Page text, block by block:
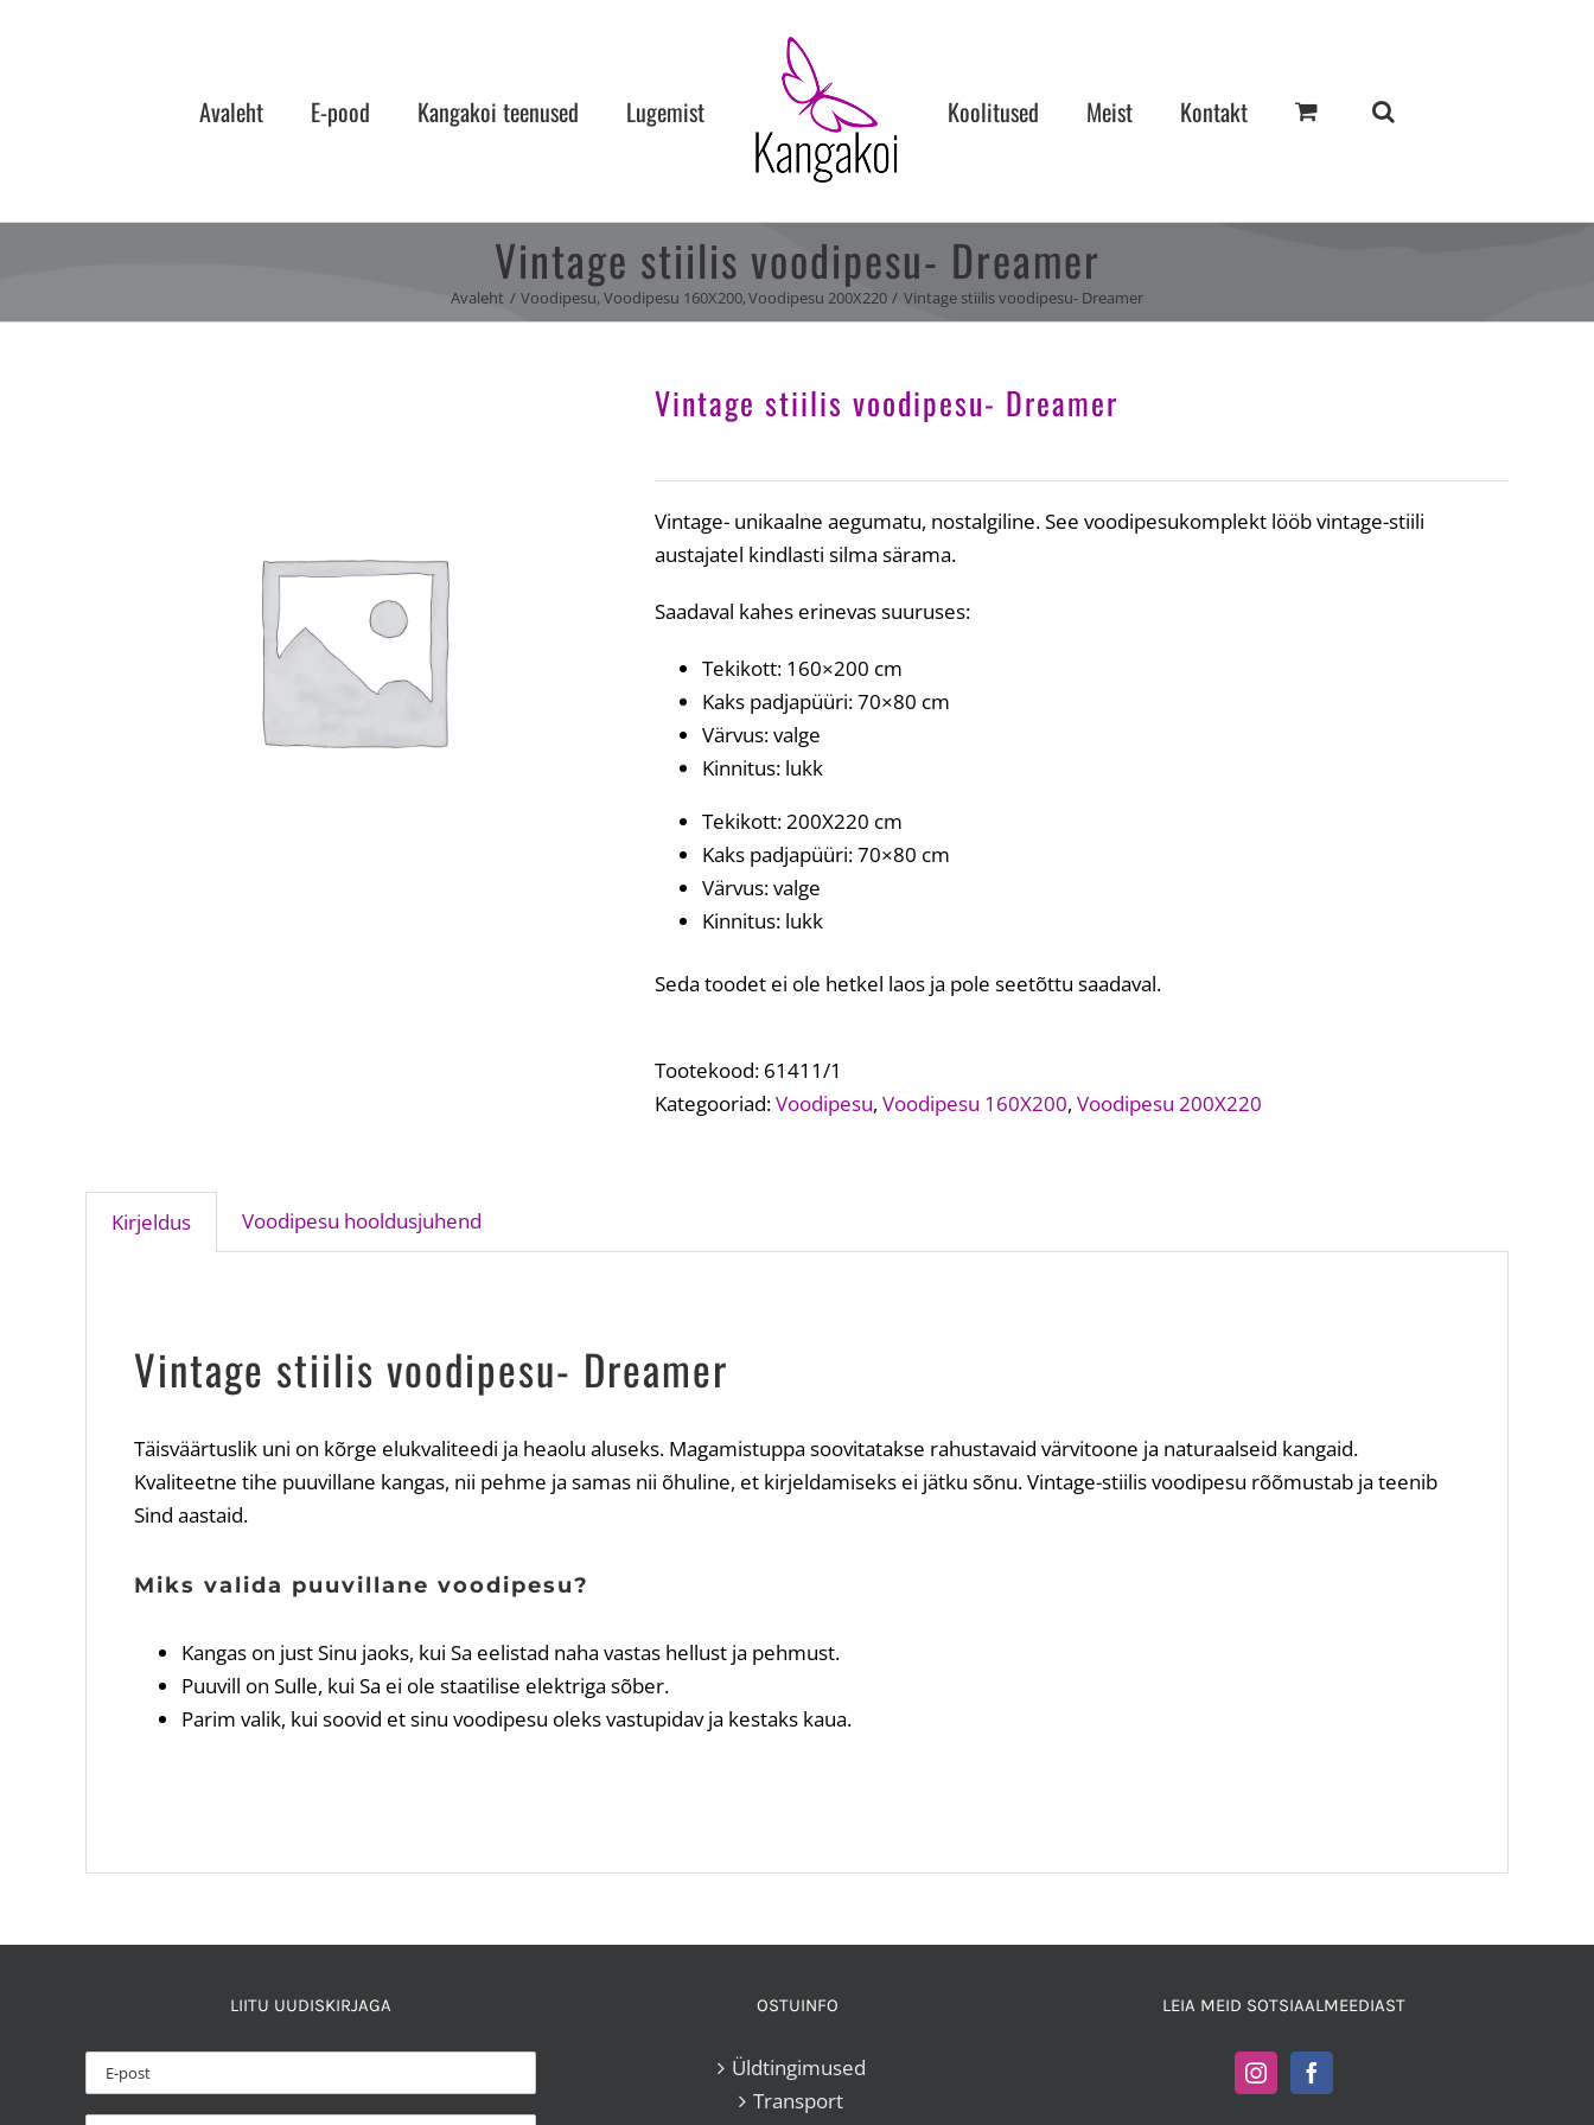
Avaleht E-pood Kangakoi teenused Lugemist Koolitused Meist Kontakt
Vintage stiilis voodipesu- Dreamer
Avaleht Voodipesu Voodipesu 160X200 Voodipesu 200X220 Vintage stiilis voodipesu- Dreamer
Vintage stiilis voodipesu- Dreamer
Vintage- unikaalne aegumatu, nostalgiline. See voodipesukomplekt lööb vintage-stiili
austajatel kindlasti silma särama.
Saadaval kahes erinevas suuruses:
Tekikott: 160×200 cm
Kaks padjapüüri: 70×80 cm
Värvus: valge
Kinnitus: lukk
Tekikott: 200X220 cm
Kaks padjapüüri: 70×80 cm
Värvus: valge
Kinnitus: lukk
Seda toodet ei ole hetkel laos ja pole seetõttu saadaval.
Tootekood: 61411/1
Kategooriad:Voodipesu, Voodipesu 160X200, Voodipesu 200X220
Kirjeldus Voodipesu hooldusjuhend
Vintage stiilis voodipesu- Dreamer
Täisväärtuslik uni on kõrge elukvaliteedi ja heaolu aluseks. Magamistuppa soovitatakse rahustavaid värvitoone ja naturaalseid kangaid.
Kvaliteetne tihe puuvillane kangas, nii pehme ja samas nii õhuline, et kirjeldamiseks ei jätku sõnu. Vintage-stiilis voodipesu rõõmustab ja teenib
Sind aastaid.
Miks valida puuvillane voodipesu?
Kangas on just Sinu jaoks, kui Sa eelistad naha vastas hellust ja pehmust.
Puuvill on Sulle, kui Sa ei ole staatilise elektriga sõber.
Parim valik, kui soovid et sinu voodipesu oleks vastupidav ja kestaks kaua.
LIITU UUDISKIRJAGA OSTUINFO
Üldtingimused
Transport
LEIA MEID SOTSIAALMEEDIAST